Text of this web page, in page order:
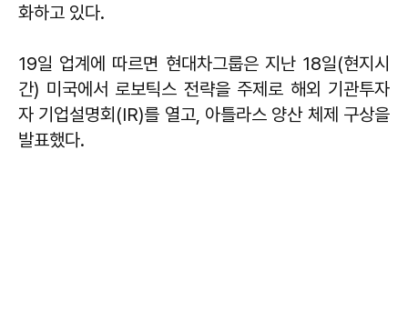
화하고 있다.
19일 업계에 따르면 현대차그룹은 지난 18일(현지시
간) 미국에서 로보틱스 전략을 주제로 해외 기관투자
자 기업설명회(IR)를 열고, 아틀라스 양산 체제 구상을
발표했다.